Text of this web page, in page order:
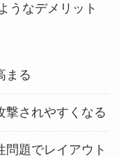
うなデメリット
まる
撃されやすくなる
問題でレイアウト